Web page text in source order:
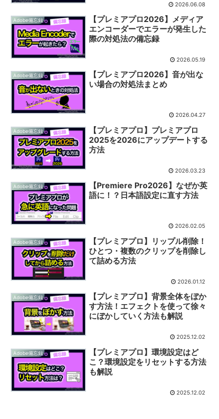
2026.06.08
Adobe備忘録
【プレミアプロ2026】メディア
エンコーダーでエラーが発生した
際の対処法の備忘録
2026.05.19
Adobe備忘録
【プレミアプロ2026】音が出な
い場合の対処法まとめ
2026.04.27
Adobe備忘録
【プレミアプロ】プレミアプロ
2025を2026にアップデートする
方法
2026.03.23
Adobe備忘録
【Premiere Pro2026】なぜか英
語に！？日本語設定に直す方法
2026.02.05
Adobe備忘録
【プレミアプロ】リップル削除！
ひとつ・複数のクリップを削除し
て詰める方法
2026.01.12
Adobe備忘録
【プレミアプロ】背景全体をぼか
す方法！エフェクトを使って徐々
にぼかしていく方法も解説
2025.12.02
Adobe備忘録
【プレミアプロ】環境設定はど
こ？環境設定をリセットする方法
も解説
2025.12.02